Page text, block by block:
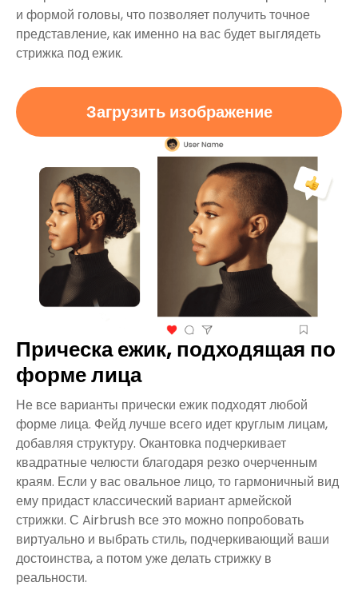
и формой головы, что позволяет получить точное
представление, как именно на вас будет выглядеть
стрижка под ежик.
Загрузить изображение
Прическа ежик, подходящая по
форме лица
Не все варианты прически ежик подходят любой
форме лица. Фейд лучше всего идет круглым лицам,
добавляя структуру. Окантовка подчеркивает
квадратные челюсти благодаря резко очерченным
краям. Если у вас овальное лицо, то гармоничный вид
ему придаст классический вариант армейской
стрижки. С Airbrush все это можно попробовать
виртуально и выбрать стиль, подчеркивающий ваши
достоинства, а потом уже делать стрижку в
реальности.